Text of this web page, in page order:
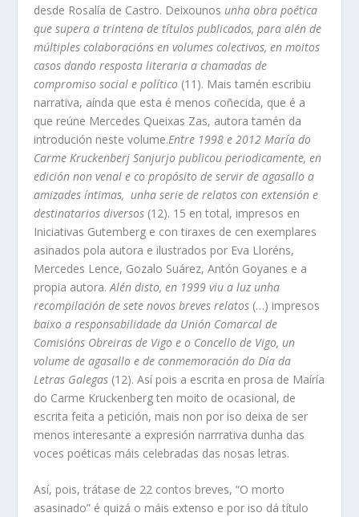
desde Rosalía de Castro. Deixounos unha obra poética
que supera a trintena de títulos publicados, para alén de
múltiples colaboracións en volumes colectivos, en moitos
casos dando resposta literaria a chamadas de
compromiso social e político (11). Mais tamén escribiu
narrativa, aínda que esta é menos coñecida, que é a
que reúne Mercedes Queixas Zas, autora tamén da
introdución neste volume.Entre 1998 e 2012 María do
Carme Kruckenberj Sanjurjo publicou periodicamente, en
edición non venal e co propósito de servir de agasallo a
amizades íntimas, unha serie de relatos con extensión e
destinatarios diversos (12). 15 en total, impresos en
Iniciativas Gutemberg e con tiraxes de cen exemplares
asinados pola autora e ilustrados por Eva Lloréns,
Mercedes Lence, Gozalo Suárez, Antón Goyanes e a
propia autora.Alén disto, en 1999 viu a luz unha
recompilación de sete novos breves relatos (…) impresos
baixo a responsabilidade da Unión Comarcal de
Comisións Obreiras de Vigo e o Concello de Vigo, un
volume de agasallo e de conmemoración do Día da
Letras Galegas (12). Así pois a escrita en prosa de Maíría
do Carme Kruckenberg ten moito de ocasional, de
escrita feita a petición, mais non por iso deixa de ser
menos interesante a expresión narrrativa dunha das
voces poéticas máis celebradas das nosas letras.
Así, pois, trátase de 22 contos breves, “O morto
asasinado” é quizá o máis extenso e por iso dá título